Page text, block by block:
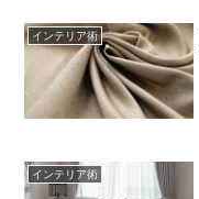
インテリア術
インテリア術